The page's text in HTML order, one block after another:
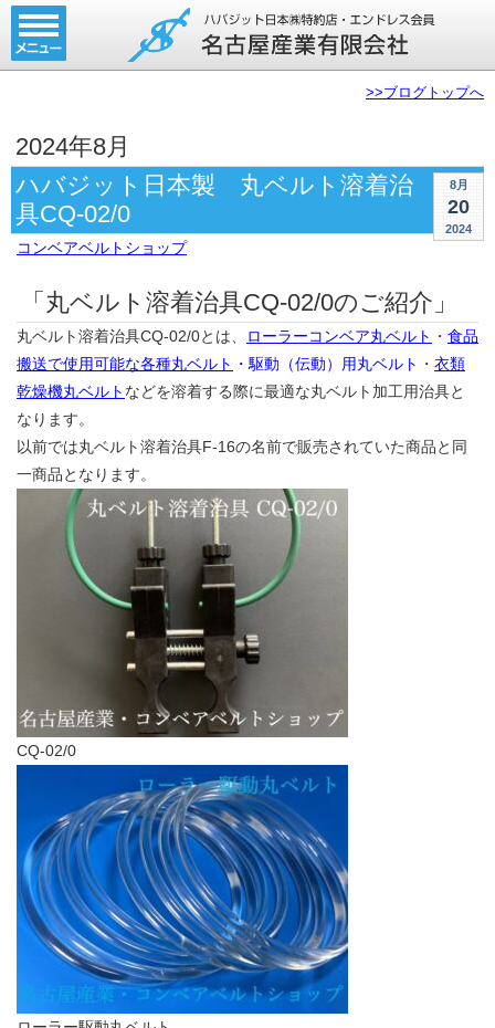
ホーム
コンベアベルト
モジュラーベルト
メカファースト
現地エンドレス
取扱商品一覧
コンベアベルトショップ
会社案内
無料お見積り
>>ブログトップへ
2024年8月
8月
20
2024
ハバジット日本製 丸ベルト溶着治
具CQ-02/0
コンベアベルトショップ
「丸ベルト溶着治具CQ-02/0のご紹介」
丸ベルト溶着治具CQ-02/0とは、 ローラーコンベア丸ベルト ・ 食品
搬送で使用可能な各種丸ベルト ・駆動（伝動）用丸ベルト ・ 衣類
乾燥機丸ベルト などを溶着する際に最適な丸ベルト加工用治具と
なります。
以前では丸ベルト溶着治具F-16の名前で販売されていた商品と同
一商品となります。
CQ-02/0